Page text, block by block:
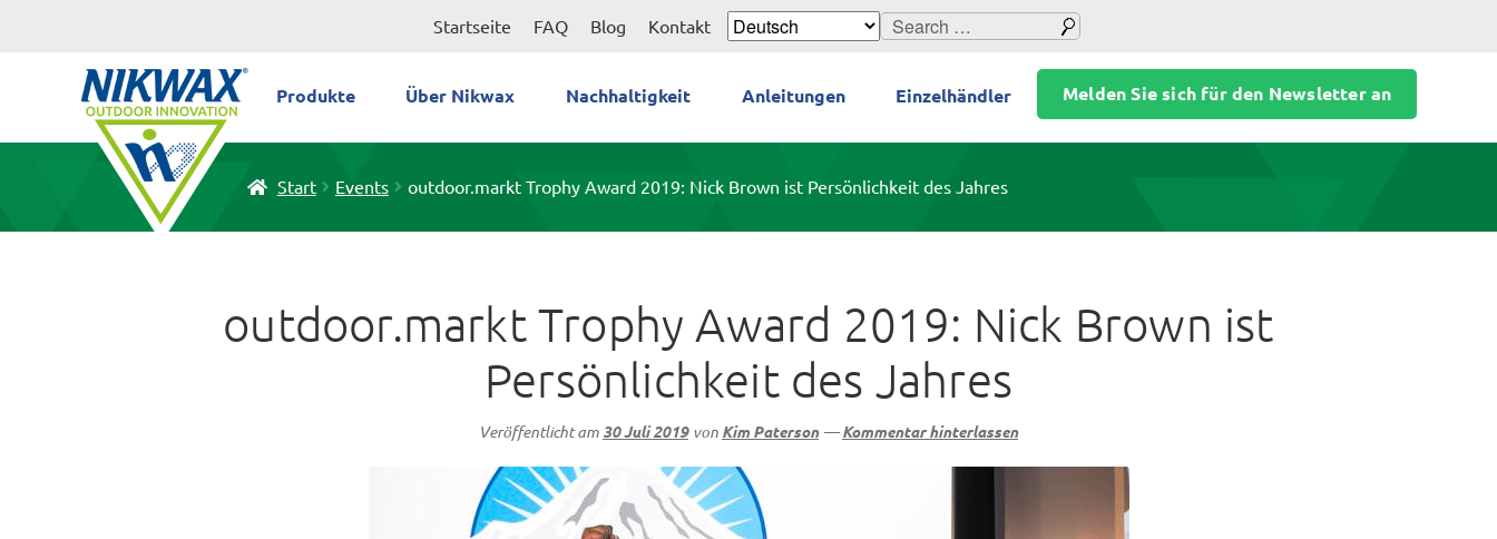
Startseite FAQ Blog Kontakt
Search
Produkte Über Nikwax Nachhaltigkeit Anleitungen Einzelhändler Melden Sie sich für den Newsletter an
Start Events outdoor.markt Trophy Award 2019: Nick Brown ist Persönlichkeit des Jahres
Veröffentlicht am 30 Juli 2019 von Kim Paterson —Kommentar hinterlassen
outdoor.markt Trophy Award 2019: Nick Brown ist
Persönlichkeit des Jahres